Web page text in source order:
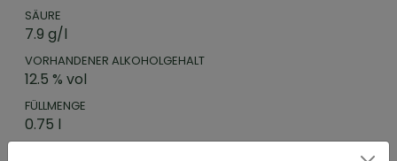
SÄURE
7.9 g/l
VORHANDENER ALKOHOLGEHALT
12.5 % vol
FÜLLMENGE
0.75 l